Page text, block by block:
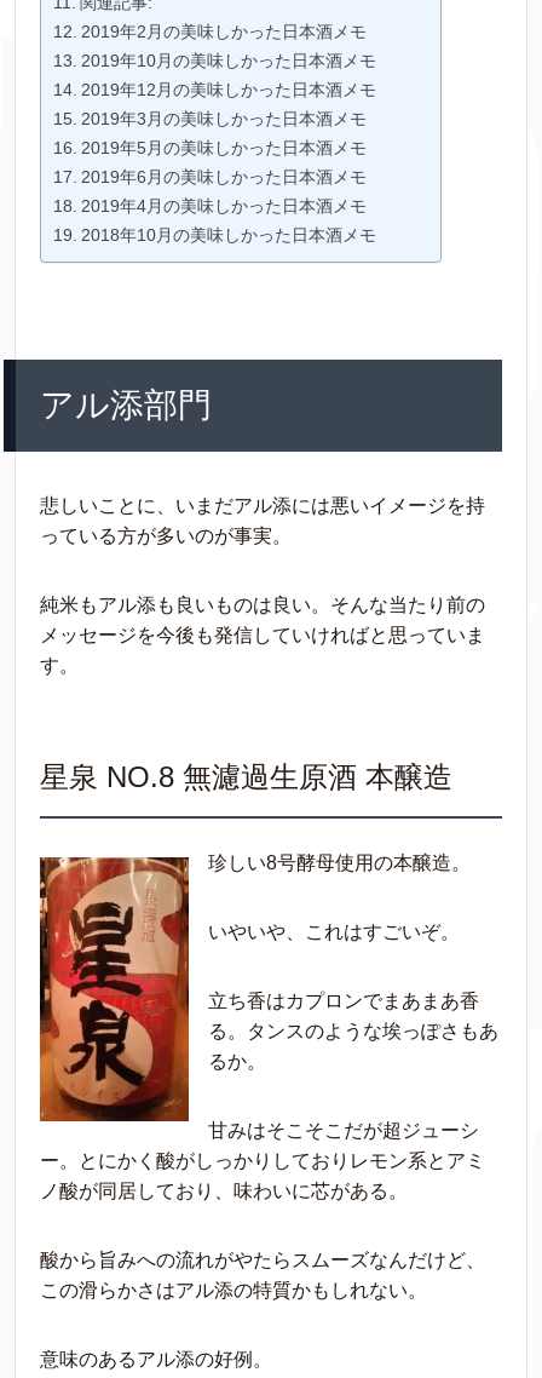
2019年2月の美味しかった日本酒メモ
2019年10月の美味しかった日本酒メモ
2019年12月の美味しかった日本酒メモ
2019年3月の美味しかった日本酒メモ
2019年5月の美味しかった日本酒メモ
2019年6月の美味しかった日本酒メモ
2019年4月の美味しかった日本酒メモ
2018年10月の美味しかった日本酒メモ
アル添部門
悲しいことに、いまだアル添には悪いイメージを持
っている方が多いのが事実。
純米もアル添も良いものは良い。そんな当たり前の
メッセージを今後も発信していければと思っていま
す。
星泉 NO.8 無濾過生原酒 本醸造
珍しい8号酵母使用の本醸造。
いやいや、これはすごいぞ。
立ち香はカプロンでまあまあ香
る。タンスのような埃っぽさもあ
るか。
甘みはそこそこだが超ジューシ
ー。とにかく酸がしっかりしておりレモン系とアミ
ノ酸が同居しており、味わいに芯がある。
酸から旨みへの流れがやたらスムーズなんだけど、
この滑らかさはアル添の特質かもしれない。
意味のあるアル添の好例。